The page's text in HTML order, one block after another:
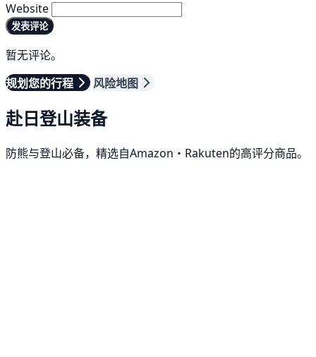
Website
发表评论
暂无评论。
规划您的行程
风险地图
赴日登山装备
防熊与登山必备，精选自Amazon・Rakuten的高评分商品。